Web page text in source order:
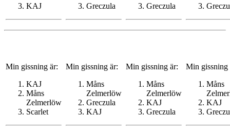
KAJ
Greczula
Greczula
Min gissning är:
KAJ
Måns
Zelmerlöw
Scarlet
Min gissning är:
Måns
Zelmerlöw
Greczula
KAJ
Min gissning är:
Måns
Zelmerlöw
KAJ
Greczula
Min gissning
Måns
KAJ